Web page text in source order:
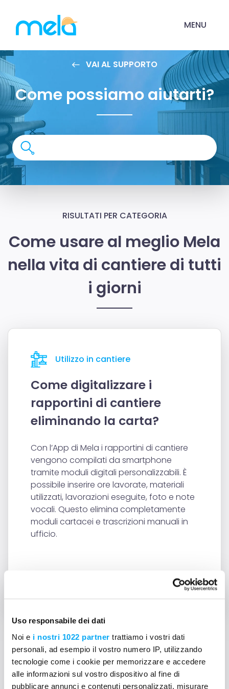
Uso responsabile dei dati
Noi e i nostri 1022 partner trattiamo i vostri dati
personali, ad esempio il vostro numero IP, utilizzando
tecnologie come i cookie per memorizzare e accedere
alle informazioni sul vostro dispositivo al fine di
pubblicare annunci e contenuti personalizzati, misurare
MENU
VAI AL SUPPORTO
Come possiamo aiutarti?
RISULTATI PER CATEGORIA
Come usare al meglio Mela
nella vita di cantiere di tutti
i giorni
Utilizzo in cantiere
Come digitalizzare i
rapportini di cantiere
eliminando la carta?
Con l’App di Mela i rapportini di cantiere
vengono compilati da smartphone
tramite moduli digitali personalizzabili. È
possibile inserire ore lavorate, materiali
utilizzati, lavorazioni eseguite, foto e note
vocali. Questo elimina completamente
moduli cartacei e trascrizioni manuali in
ufficio.
Non trovi le risposte?